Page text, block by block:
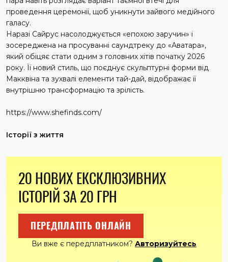
проведення церемонії, щоб уникнути зайвого медійного
галасу.
Наразі Сайрус насолоджується «епохою заручин» і
зосереджена на просуванні саундтреку до «Аватара»,
який обіцяє стати одним з головних хітів початку 2026
року. Її новий стиль, що поєднує скульптурні форми від
Макквіна та зухвалі елементи тай-дай, відображає її
внутрішню трансформацію та зрілість.
https://www.shefinds.com/
Історії з життя
20 НОВИХ ЕКСКЛЮЗИВНИХ
ІСТОРІЙ ЗА 20 ГРН
ПЕРЕДПЛАТІТЬ ОНЛАЙН
Ви вже є передплатником? Авторизуйтесь